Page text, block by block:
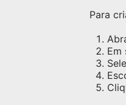
Para
Em